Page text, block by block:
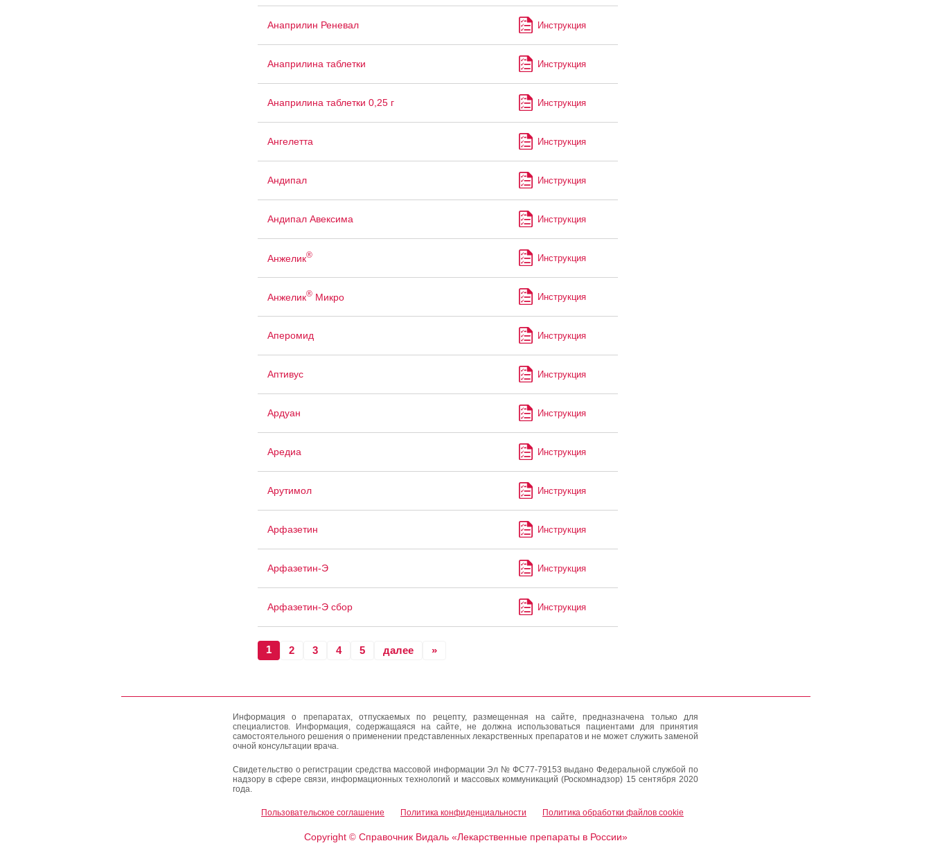
Анаприлин Реневал Инструкция
Анаприлина таблетки Инструкция
Анаприлина таблетки 0,25 г Инструкция
Ангелетта Инструкция
Андипал Инструкция
Андипал Авексима Инструкция
Анжелик® Инструкция
Анжелик®Микро Инструкция
Аперомид Инструкция
Аптивус Инструкция
Ардуан Инструкция
Аредиа Инструкция
Арутимол Инструкция
Арфазетин Инструкция
Арфазетин-Э Инструкция
Арфазетин-Э сбор Инструкция
1 2 3 4 5 далее »
Информация о препаратах, отпускаемых по рецепту, размещенная на сайте, предназначена только для
специалистов. Информация, содержащаяся на сайте, не должна использоваться пациентами для принятия
самостоятельного решения о применении представленных лекарственных препаратов и не может служить заменой
очной консультации врача.
Свидетельство о регистрации средства массовой информации Эл № ФС77-79153 выдано Федеральной службой по
надзору в сфере связи, информационных технологий и массовых коммуникаций (Роскомнадзор) 15 сентября 2020
года.
Пользовательское соглашение Политика конфиденциальности Политика обработки файлов cookie
Copyright ©Справочник Видаль «Лекарственные препараты в России»